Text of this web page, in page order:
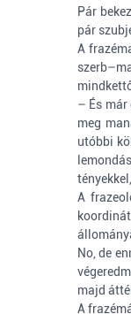
Pár
pár
A
– És
meg
utóbbi
A
No, de
majd
A